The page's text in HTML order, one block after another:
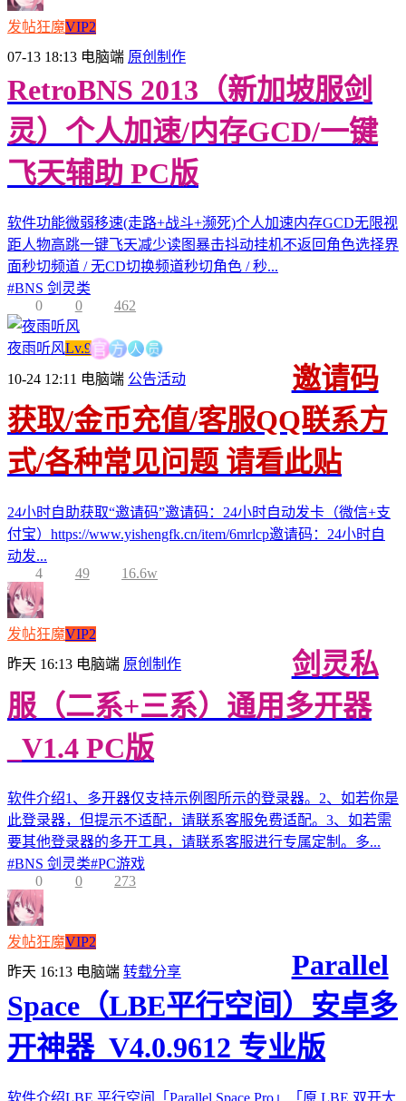
发帖狂魔VIP2
07-13 18:13 电脑端 原创制作
RetroBNS 2013（新加坡服剑
灵）个人加速/内存GCD/一键
飞天辅助 PC版
软件功能微弱移速(走路+战斗+濒死)个人加速内存GCD无限视
距人物高跳一键飞天减少读图暴击抖动挂机不返回角色选择界
面秒切频道 / 无CD切换频道秒切角色 / 秒...
#BNS 剑灵类
0
0 462
夜雨听风Lv.9官方人员
10-24 12:11 电脑端 公告活动
邀请码
获取/金币充值/客服QQ联系方
式/各种常见问题 请看此贴
24小时自助获取“邀请码”邀请码：24小时自动发卡（微信+支
付宝）https://www.yishengfk.cn/item/6mrlcp邀请码：24小时自
动发...
4
49 16.6w
发帖狂魔VIP2
昨天 16:13 电脑端 原创制作
剑灵私
服（二系+三系）通用多开器
_V1.4 PC版
软件介绍1、多开器仅支持示例图所示的登录器。2、如若你是
此登录器，但提示不适配，请联系客服免费适配。3、如若需
要其他登录器的多开工具，请联系客服进行专属定制。多...
#BNS 剑灵类#PC游戏
0
0 273
发帖狂魔VIP2
昨天 16:13 电脑端 转载分享
Parallel
Space（LBE平行空间）安卓多
开神器_V4.0.9612 专业版
软件介绍LBE 平行空间「Parallel Space Pro」「原 LBE 双开大